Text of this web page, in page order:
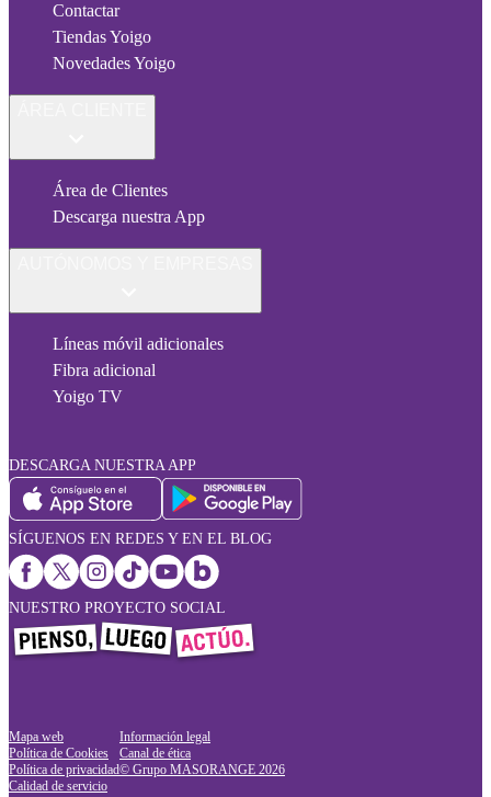
Contactar
Tiendas Yoigo
Novedades Yoigo
Área de Clientes
Descarga nuestra App
Líneas móvil adicionales
Fibra adicional
Yoigo TV
DESCARGA NUESTRA APP
SÍGUENOS EN REDES Y EN EL BLOG
NUESTRO PROYECTO SOCIAL
Mapa web
Política de Cookies
Política de privacidad
Calidad de servicio
Información legal
Canal de ética
© Grupo MASORANGE 2026